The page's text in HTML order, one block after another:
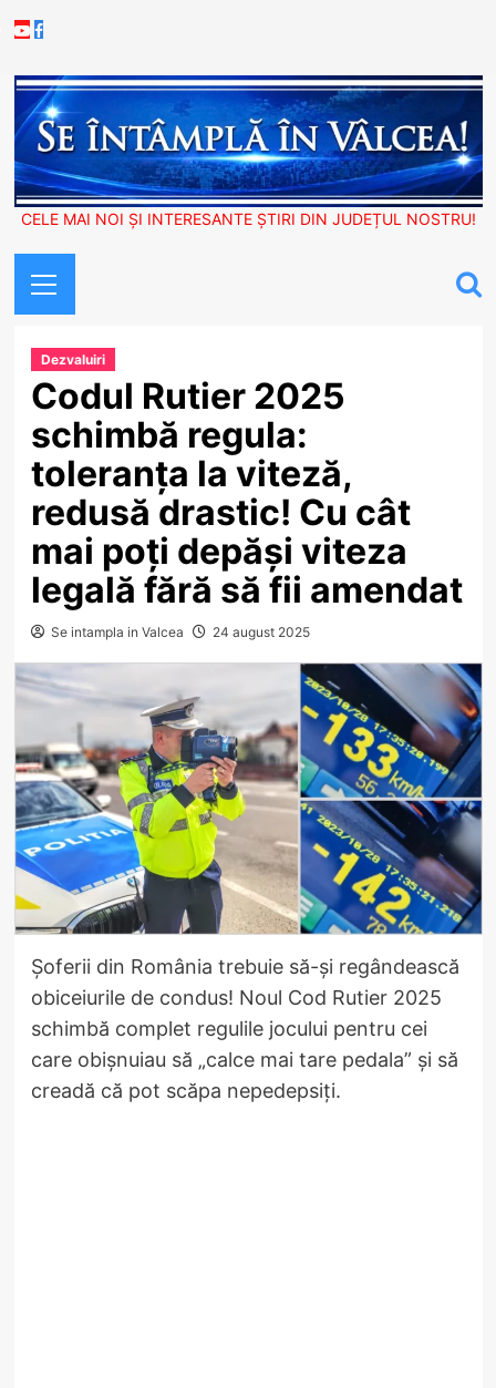
to
Youtube
Facebook
CELE MAI NOI ȘI INTERESANTE ȘTIRI DIN JUDEȚUL NOSTRU!
Menu
Dezvaluiri
Codul Rutier 2025
schimbă regula:
toleranța la viteză,
redusă drastic! Cu cât
mai poți depăși viteza
legală fără să fii amendat
Se intampla in Valcea 24 august 2025
Șoferii din România trebuie să-și regândească
obiceiurile de condus! Noul Cod Rutier 2025
schimbă complet regulile jocului pentru cei
care obișnuiau să „calce mai tare pedala” și să
creadă că pot scăpa nepedepsiți.